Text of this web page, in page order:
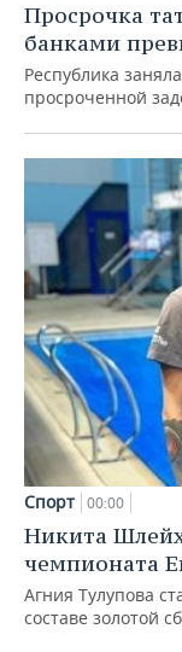
Просрочка
банками
Республика
просроченной
Спорт 00:00
Никита
чемпионата
Агния Тулупова
составе золотой